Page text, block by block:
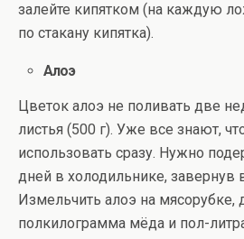
залейте кипятком (на каждую
по стакану кипятка).
Алоэ
Цветок алоэ не поливать две
листья (500 г). Уже все знают,
использовать сразу. Нужно
дней в холодильнике, завернув
Измельчить алоэ на мясорубке,
полкилограмма мёда и пол-